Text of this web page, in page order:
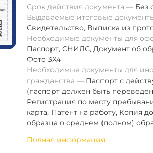
Срок действия документа
Без
Выдаваемые итоговые
Свидетельство, Выписка из
Необходимые документы для
Паспорт, СНИЛС, Документ об
Фото 3Х4
Необходимые документы для
гражданства
Паспорт с
(паспорт должен быть
Регистрация по месту
карта, Патент на работу, Копия
образца о среднем (полном)
Полная информация